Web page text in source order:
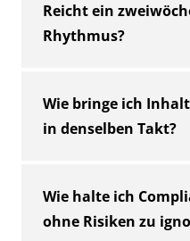
Lenkungstermin für
Entscheidungen
Reicht ein
Rhythmus?
nicht sein. Je nach
wöchentlicher
werden. Wichtiger als
Konstanz – jede
Wie bringe ich
in denselben Takt?
Demo und führen Sie
Ergebnisübersicht
Wie halte ich
ohne Risiken zu